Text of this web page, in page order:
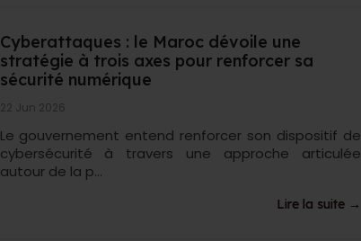
Cyberattaques : le Maroc dévoile une
stratégie à trois axes pour renforcer sa
sécurité numérique
22 Jun 2026
Le gouvernement entend renforcer son dispositif de
cybersécurité à travers une approche articulée
autour de la p...
Lire la suite →